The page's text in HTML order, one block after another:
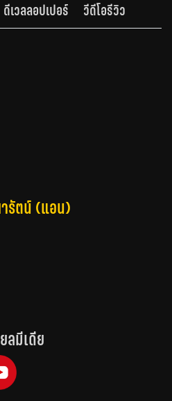
ดีเวลลอปเปอร์ วีดีโอรีวิว
รัตน์ (แอน)
ลมีเดีย